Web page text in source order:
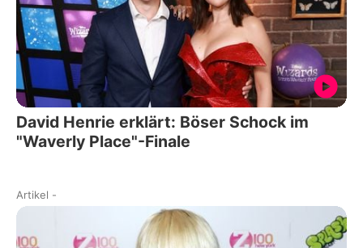
David Henrie erklärt: Böser Schock im
"Waverly Place"-Finale
Artikel -